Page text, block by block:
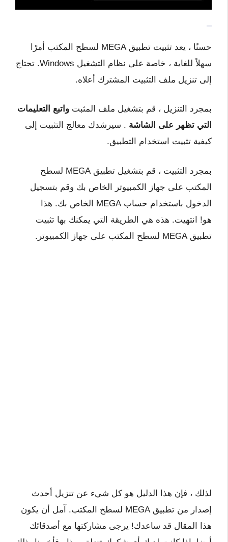
حسنًا ، يعد تثبيت تطبيق MEGA لسطح المكتب أمرًا
سهلاً للغاية ، خاصة على نظام التشغيل Windows. تحتاج
إلى تنزيل ملف التثبيت المشترك أعلاه.
بمجرد التنزيل ، قم بتشغيل ملف المثبت واتبع التعليمات
التي تظهر على الشاشة . سيرشدك معالج التثبيت إلى
كيفية تثبيت استخدام التطبيق.
بمجرد التثبيت ، قم بتشغيل تطبيق MEGA لسطح
المكتب على جهاز الكمبيوتر الخاص بك وقم بتسجيل
الدخول باستخدام حساب MEGA الخاص بك. هذا
هو! انتهيت. هذه هي الطريقة التي يمكنك بها تثبيت
تطبيق MEGA لسطح المكتب على جهاز الكمبيوتر.
لذلك ، فإن هذا الدليل هو كل شيء عن تنزيل أحدث
إصدار من تطبيق MEGA لسطح المكتب. آمل أن يكون
هذا المقال قد ساعدك! يرجى مشاركتها مع أصدقائك